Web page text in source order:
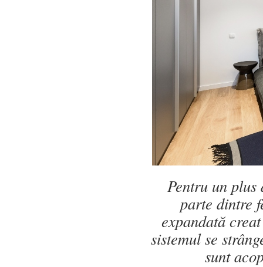
Pentru un
parte dintre
expandată
sistemul se
sunt